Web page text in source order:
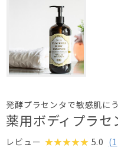
発酵プラセンタで敏感肌に
薬用ボディプラセ
レビュー 5.0 (1